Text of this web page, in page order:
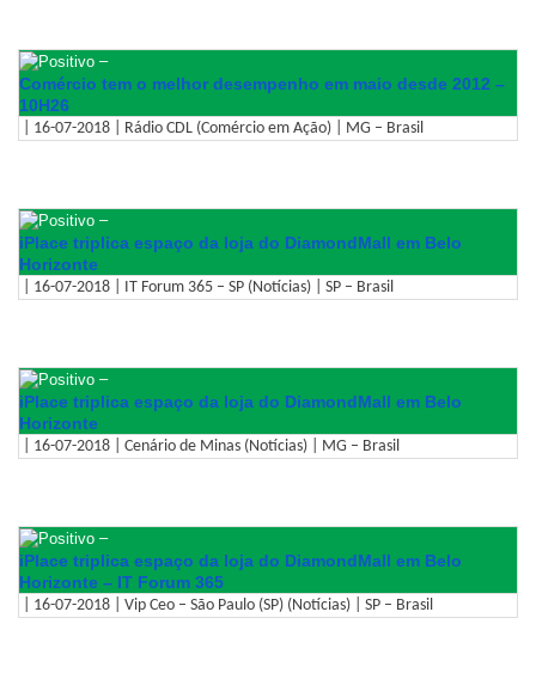
–
Comércio tem o melhor desempenho em maio desde 2012 –
10H26
| 16-07-2018 | Rádio CDL (Comércio em Ação) | MG – Brasil
–
iPlace triplica espaço da loja do DiamondMall em Belo
Horizonte
| 16-07-2018 | IT Forum 365 – SP (Notícias) | SP – Brasil
–
iPlace triplica espaço da loja do DiamondMall em Belo
Horizonte
| 16-07-2018 | Cenário de Minas (Notícias) | MG – Brasil
–
iPlace triplica espaço da loja do DiamondMall em Belo
Horizonte – IT Forum 365
| 16-07-2018 | Vip Ceo – São Paulo (SP) (Notícias) | SP – Brasil